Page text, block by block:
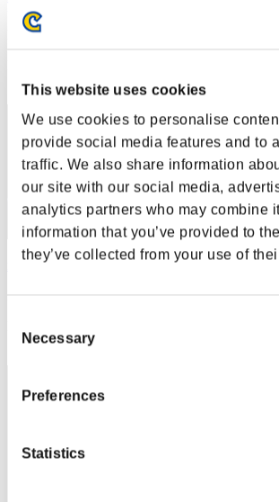
This website uses cookies
We use cookies to personalise
provide social media features and to
traffic. We also share information
our site with our social media,
analytics partners who may combine
information that you’ve provided to
they’ve collected from your use of
Selection
Necessary
Preferences
Statistics
Punteggio:Lv:1/06'25"91
2
masaki826z
Punteggio:Lv:1/06'36"91
3